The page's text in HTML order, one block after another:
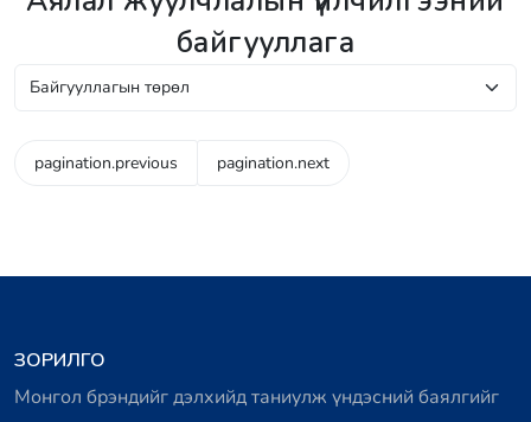
байгууллага
pagination.previous pagination.next
ЗОРИЛГО
Монгол брэндийг дэлхийд таниулж үндэсний баялгийг